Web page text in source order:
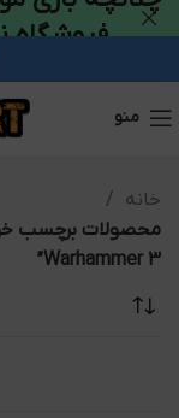
منو
خانه
Warhammer 3”
فروشگاه